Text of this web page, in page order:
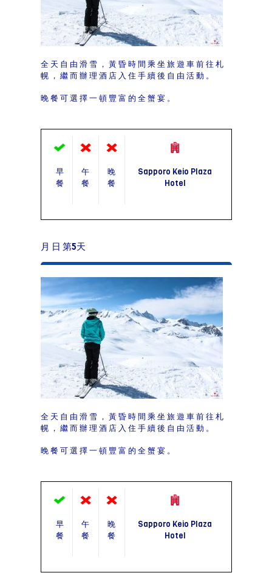
全天自由滑雪，黃昏時間乘坐旅遊車前往札
幌，繼而辦理酒店入住手續後自由活動。
晚餐可選擇一頓豐富的全蟹宴。
早
餐
午
餐
晚
餐
Sapporo Keio Plaza
Hotel
月 日 第5天
全天自由滑雪，黃昏時間乘坐旅遊車前往札
幌，繼而辦理酒店入住手續後自由活動。
晚餐可選擇一頓豐富的全蟹宴。
早
餐
午
餐
晚
餐
Sapporo Keio Plaza
Hotel